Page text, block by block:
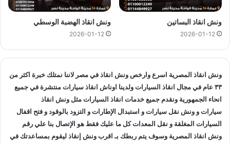
رقم اسرع ونش انقاذ وتليفون اسرع ونش
انقاذ
اسرع ونش سيارات
لماذا تختاراسرع ونش انقاذمنونش انقاذ
المصريةلأنقاذ و رفع السيارات ؟
لاننا نمتلك اسطول مناوناش الانقاذاكثر من 2000
ونش انقاذ
ونش انقاذ البساتين
2026-01-12
ونش انقاذ الهضبة الوسطي
2026-01-12
ونش انقاذ المصرية اسرع وارخص ونش انقاذفي مصر لاننا نمتلك خبرة اكثر من
٣٣ عام في مجال
انقاذ السياراتولدينا اوناش انقاذ سياراتمنتشرة في جميع
انحاء الجمهورية ونقدم جميع خدمات انقاذ السياراتمثل ونش انقاذ
سياراتو ونش نقل سياراتو استبدال الإطارات و التزود بالوقود و فتح اقفال
السيارات المغلقة و نقل المعدات كل ما عليك فقط هو الإتصال بنا عليرقم
ونش انقاذ المصرية وسوف يتم ربطك بـ اقرب ونش إنقاذليقوم بمساعدتك في